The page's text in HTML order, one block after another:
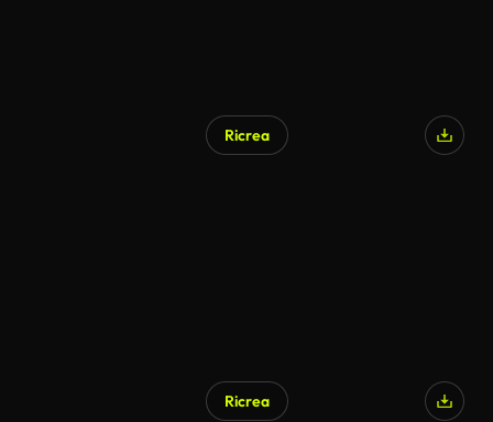
Ricrea
Ricrea